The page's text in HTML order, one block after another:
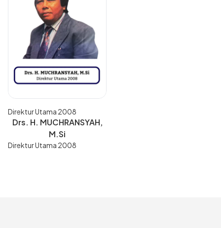
Direktur Utama 2008
Drs. H. MUCHRANSYAH,
M.Si
Direktur Utama 2008